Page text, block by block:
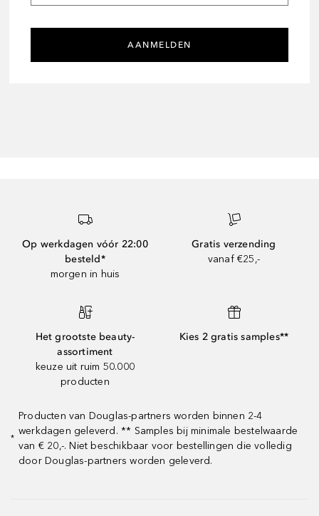
AANMELDEN
Op werkdagen vóór 22:00
besteld*
morgen in huis
Gratis verzending
vanaf €25,-
Het grootste beauty-
assortiment
keuze uit ruim 50.000
producten
Kies 2 gratis samples**
*
Producten van Douglas-partners worden binnen 2-4
werkdagen geleverd. ** Samples bij minimale bestelwaarde
van € 20,-. Niet beschikbaar voor bestellingen die volledig
door Douglas-partners worden geleverd.